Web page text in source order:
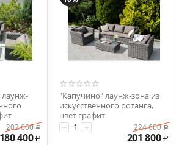
лаунж-
202 600 Р
180 400 Р
"Капучино" лаунж-зона из
искусственного ротанга,
цвет графит
Код: УТ-00002201
+
− 224 600 Р
201 800 Р